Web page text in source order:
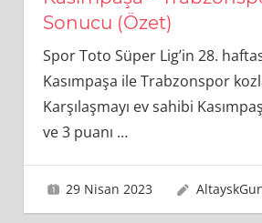
Sonucu (Özet)
Spor Toto Süper Lig’in 28.
Kasımpaşa ile Trabzonspor
Karşılaşmayı ev sahibi
ve 3 puanı …
29 Nisan 2023